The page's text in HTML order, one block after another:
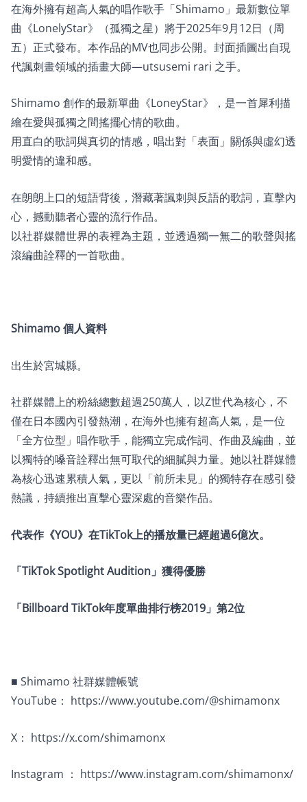
在海外擁有超高人氣的唱作歌手「Shimamo」最新數位單
曲《LonelyStar》（孤獨之星）將于2025年9月12日（周
五）正式發布。本作品的MV也同步公開。封面插圖出自現
代諷刺畫領域的插畫大師—utsusemi rari 之手。
Shimamo 創作的最新單曲《LoneyStar》，是一首犀利描
繪在愛與孤獨之間搖擺心情的歌曲。
用直白的歌詞與真切的情感，唱出對「表面」關係與虛幻透
明愛情的違和感。
在朗朗上口的短語背後，潛藏著諷刺與反語的歌詞，直擊內
心，撼動聽者心靈的流行作品。
以社群媒體世界的表裡為主題，並透過獨一無二的歌聲與搖
滾編曲詮釋的一首歌曲。
Shimamo 個人資料
出生於宮城縣。
社群媒體上的粉絲總數超過250萬人，以Z世代為核心，不
僅在日本國內引發熱潮，在海外也擁有超高人氣，是一位
「全方位型」唱作歌手，能獨立完成作詞、作曲及編曲，並
以獨特的嗓音詮釋出無可取代的細膩與力量。她以社群媒體
為核心迅速累積人氣，更以「前所未見」的獨特存在感引發
熱議，持續推出直擊心靈深處的音樂作品。
代表作《YOU》在TikTok上的播放量已經超過6億次。
「TikTok Spotlight Audition」獲得優勝
「Billboard TikTok年度單曲排行榜2019」第2位
■ Shimamo 社群媒體帳號
YouTube： https://www.youtube.com/@shimamonx
X： https://x.com/shimamonx
Instagram ： https://www.instagram.com/shimamonx/